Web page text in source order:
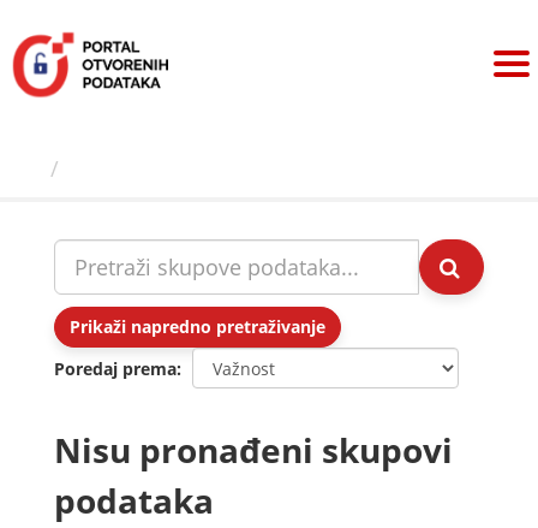
sadržaj
Prikaži napredno pretraživanje
Poredaj prema
Nisu pronađeni skupovi
podataka